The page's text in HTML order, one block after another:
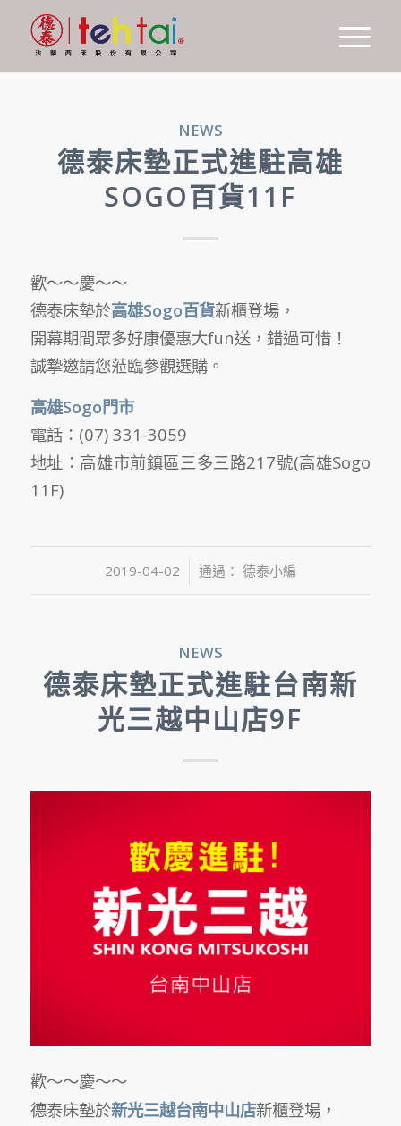
NEWS
德泰床墊正式進駐高雄
SOGO百貨11F
歡～～慶～～
德泰床墊於高雄Sogo百貨新櫃登場，
開幕期間眾多好康優惠大fun送，錯過可惜！
誠摯邀請您蒞臨參觀選購。
高雄Sogo門市
電話：(07) 331-3059
地址：高雄市前鎮區三多三路217號(高雄Sogo
11F)
2019-04-02
/ 通過： 德泰小編
NEWS
德泰床墊正式進駐台南新
光三越中山店9F
歡～～慶～～
德泰床墊於新光三越台南中山店新櫃登場，